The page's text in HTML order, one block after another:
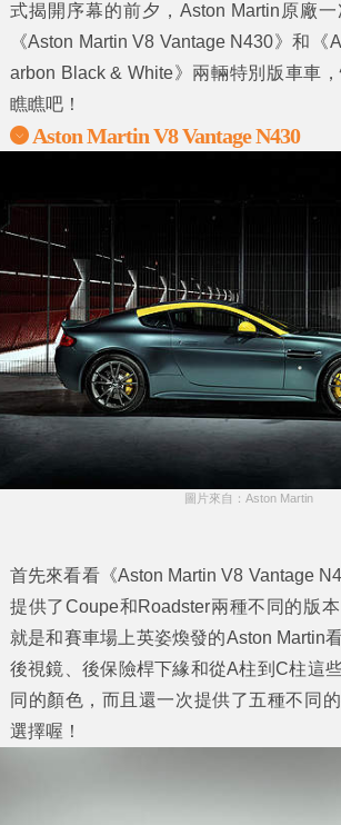
式揭開序幕的前夕，Aston Martin原廠
《Aston Martin V8 Vantage N430》和《
arbon Black & White》 兩輛特別版車車
瞧瞧吧！
Aston Martin V8 Vantage N430
圖片來自：Aston Martin
首先來看看《Aston Martin V8 Vantage
提供了Coupe和Roadster兩種不同的版
就是和賽車場上英姿煥發的Aston Martin
後視鏡、後保險桿下緣和從A柱到C柱這
同的顏色，而且還一次提供了五種不同
選擇喔！